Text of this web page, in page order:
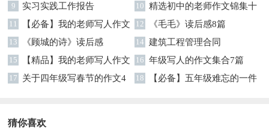
9 实习实践工作报告 10 精选初中的老师作文锦集十
篇
11
【必备】我的老师写人作文
集合八篇
12 《毛毛》读后感8篇
13 《顾城的诗》读后感 14 建筑工程管理合同
15
【精品】我的老师写人作文
集合5篇
16 年级写人的作文集合7篇
17
关于四年级写春节的作文4
18
【必备】五年级难忘的一件
猜你喜欢